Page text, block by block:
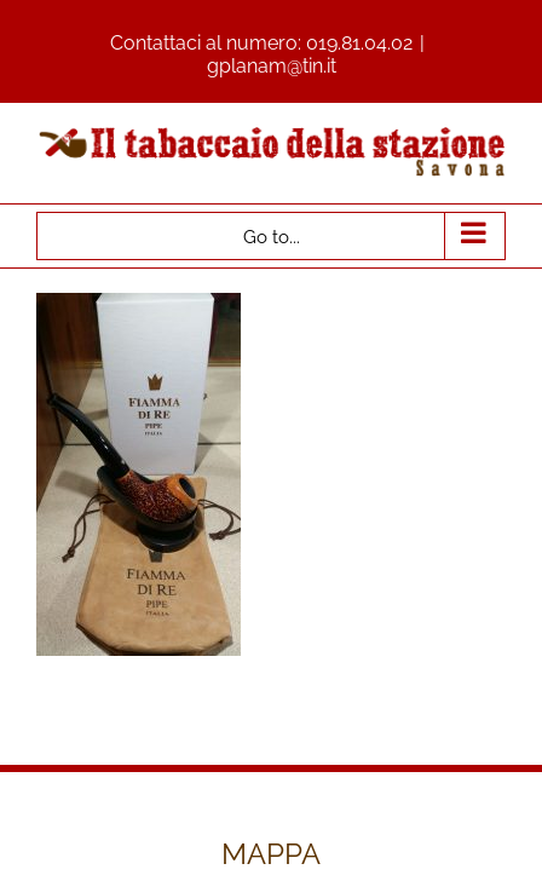
Contattaci al numero: 019.81.04.02 |
gplanam@tin.it
Go to...
MAPPA